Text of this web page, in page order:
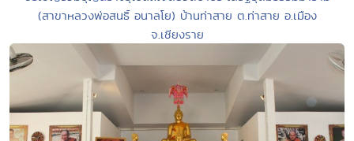
(สาขาหลวงพ่อสนธิ์ อนาลโย) บ้านท่าสาย ต.ท่าสาย อ.เมือง
จ.เชียงราย